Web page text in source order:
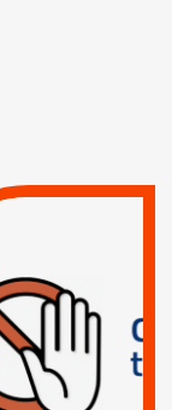
?
MACRON :
COMBAT
| Actus |